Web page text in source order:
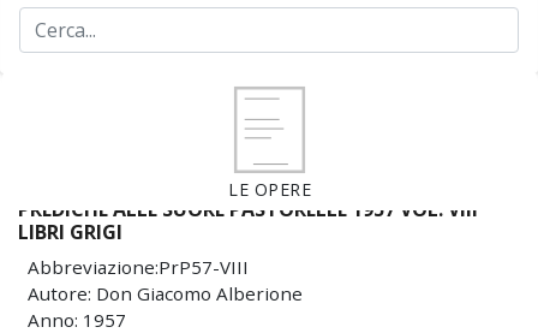
LE OPERE
PREDICHE ALLE SUORE PASTORELLE 1957 VOL. VIII
LIBRI GRIGI
Abbreviazione:PrP57-VIII
Autore: Don Giacomo Alberione
Anno: 1957